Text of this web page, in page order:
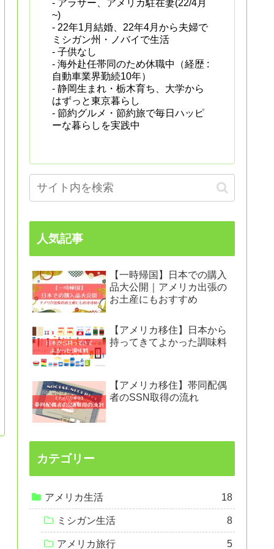
- アラサー、アメリカ駐在妻(22/4月
~)
- 22年1月結婚、22年4月から夫婦で
ミシガン州・ノバイで生活
- 子供なし
- 海外赴任帯同のため休職中（経歴 :
自動車業界勤続10年）
- 静岡生まれ・栃木育ち、大学から
はずっと東京暮らし
- 節約グルメ・節約旅で毎日ハッピ
ーな暮らしを実践中
人気記事
【一時帰国】日本での購入
品大公開｜アメリカ出張の
お土産にもおすすめ
【アメリカ移住】日本から
持ってきてよかった調味料
【アメリカ移住】帯同配偶
者のSSN取得の流れ
カテゴリー
アメリカ生活 18
ミシガン生活 8
アメリカ旅行 5